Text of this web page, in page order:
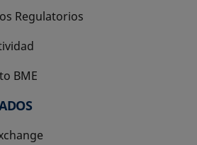
Regulatorios
BME
en una pestaña nueva